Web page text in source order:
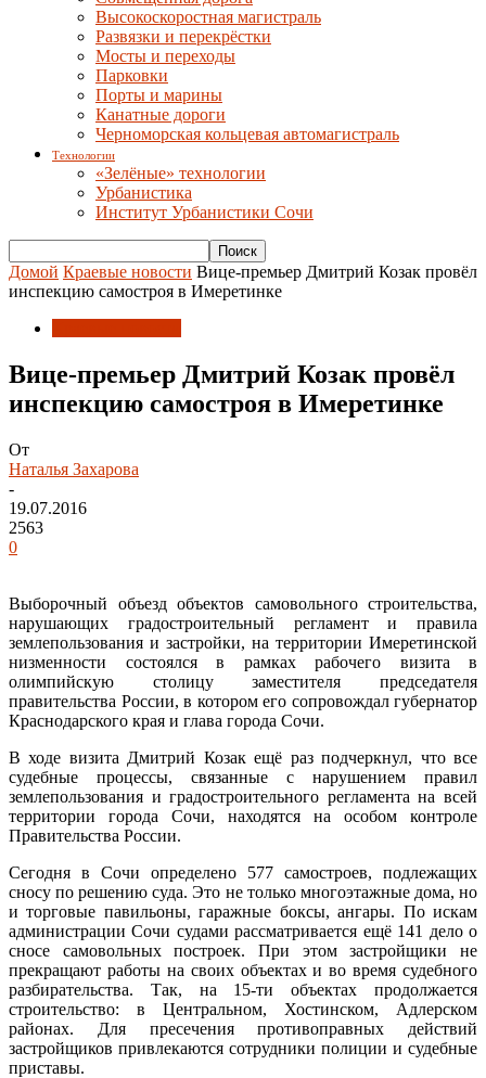
Высокоскоростная магистраль
Развязки и перекрёстки
Мосты и переходы
Парковки
Порты и марины
Канатные дороги
Черноморская кольцевая автомагистраль
Технологии
«Зелёные» технологии
Урбанистика
Институт Урбанистики Сочи
Домой Краевые новости Вице-премьер Дмитрий Козак провёл
инспекцию самостроя в Имеретинке
Вице-премьер Дмитрий Козак провёл
инспекцию самостроя в Имеретинке
От
Наталья Захарова
-
19.07.2016
2563
0
Выборочный объезд объектов самовольного строительства,
нарушающих градостроительный регламент и правила
землепользования и застройки, на территории Имеретинской
низменности состоялся в рамках рабочего визита в
олимпийскую столицу заместителя председателя
правительства России, в котором его сопровождал губернатор
Краснодарского края и глава города Сочи.
В ходе визита Дмитрий Козак ещё раз подчеркнул, что все
судебные процессы, связанные с нарушением правил
землепользования и градостроительного регламента на всей
территории города Сочи, находятся на особом контроле
Правительства России.
Сегодня в Сочи определено 577 самостроев, подлежащих
сносу по решению суда. Это не только многоэтажные дома, но
и торговые павильоны, гаражные боксы, ангары. По искам
администрации Сочи судами рассматривается ещё 141 дело о
сносе самовольных построек. При этом застройщики не
прекращают работы на своих объектах и во время судебного
разбирательства. Так, на 15-ти объектах продолжается
строительство: в Центральном, Хостинском, Адлерском
районах. Для пресечения противоправных действий
застройщиков привлекаются сотрудники полиции и судебные
приставы.